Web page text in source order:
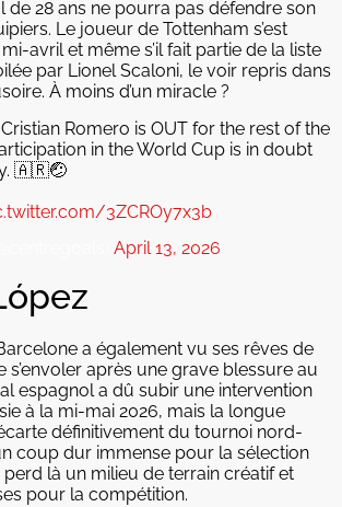
de 28 ans ne pourra pas défendre son
Le joueur de Tottenham s’est
avril et même s’il fait partie de la liste
par Lionel Scaloni, le voir repris dans
À moins d’un miracle ?
Cristian Romero is OUT for the rest of the
in the World Cup is in doubt
🇦🇷🤕
3ZCROy7x3b
April 13, 2026
a également vu ses rêves de
après une grave blessure au
espagnol a dû subir une intervention
à la mi-mai 2026, mais la longue
définitivement du tournoi nord-
coup dur immense pour la sélection
perd là un milieu de terrain créatif et
pour la compétition.